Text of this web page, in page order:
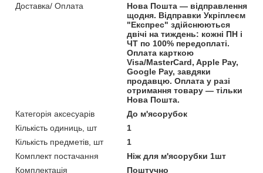
Доставка/ Оплата
Нова Пошта — відправлення
щодня. Відправки Укріплеєм
"Експрес" здійснюються
двічі на тиждень: кожні ПН і
ЧТ по 100% передоплаті.
Оплата карткою
Visa/MasterCard, Apple Pay,
Google Pay, завдяки
продавцю. Оплата у разі
отримання товару — тільки
Нова Пошта.
Категорія аксесуарів
До м'ясорубок
Кількість одиниць, шт
1
Кількість предметів, шт
1
Комплект постачання
Ніж для м'ясорубки 1шт
Комплектація
Поштучно